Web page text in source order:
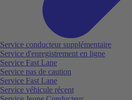
Service conducteur supplémentaire
Service d'enregistrement en ligne
Service Fast Lane
Service pas de caution
Service Fast Lane
Service véhicule récent